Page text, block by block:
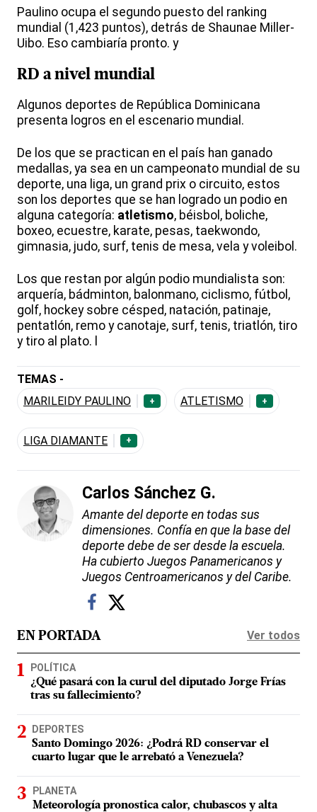
Paulino ocupa el segundo puesto del ranking
mundial (1,423 puntos), detrás de Shaunae Miller-
Uibo. Eso cambiaría pronto. y
RD a nivel mundial
Algunos deportes de República Dominicana
presenta logros en el escenario mundial.
De los que se practican en el país han ganado
medallas, ya sea en un campeonato mundial de su
deporte, una liga, un grand prix o circuito, estos
son los deportes que se han logrado un podio en
alguna categoría: atletismo, béisbol, boliche,
boxeo, ecuestre, karate, pesas, taekwondo,
gimnasia, judo, surf, tenis de mesa, vela y voleibol.
Los que restan por algún podio mundialista son:
arquería, bádminton, balonmano, ciclismo, fútbol,
golf, hockey sobre césped, natación, patinaje,
pentatlón, remo y canotaje, surf, tenis, triatlón, tiro
y tiro al plato. l
TEMAS -
MARILEIDY PAULINO
+ ATLETISMO +
LIGA DIAMANTE +
Carlos Sánchez G.
Amante del deporte en todas sus
dimensiones. Confía en que la base del
deporte debe de ser desde la escuela.
Ha cubierto Juegos Panamericanos y
Juegos Centroamericanos y del Caribe.
EN PORTADA Ver todos
POLÍTICA
¿Qué pasará con la curul del diputado Jorge Frías
tras su fallecimiento?
DEPORTES
Santo Domingo 2026: ¿Podrá RD conservar el
cuarto lugar que le arrebató a Venezuela?
PLANETA
Meteorología pronostica calor, chubascos y alta